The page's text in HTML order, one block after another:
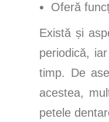
Oferă
Există și
periodică,
timp. De
acestea,
petele